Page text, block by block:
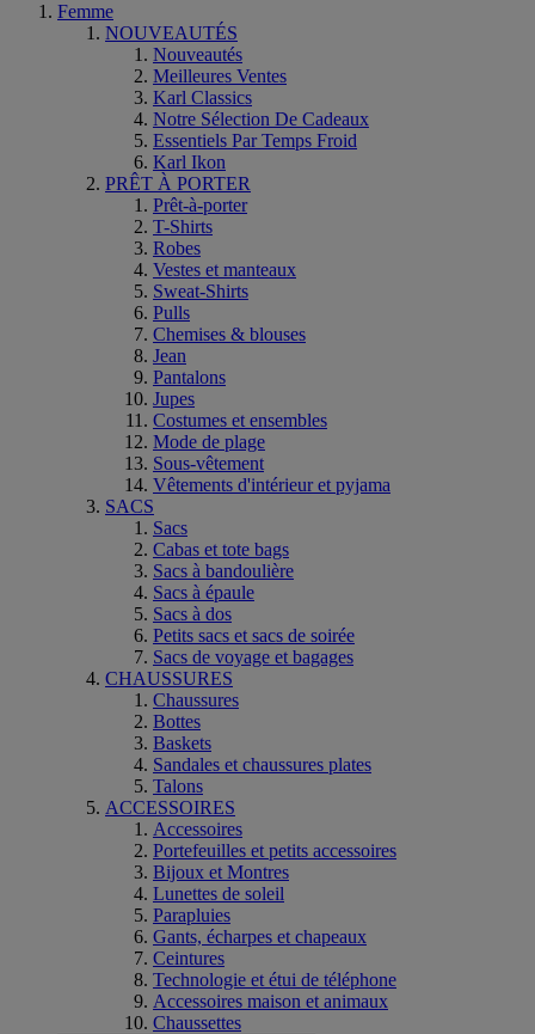
Femme
NOUVEAUTÉS
Nouveautés
Meilleures Ventes
Karl Classics
Notre Sélection De Cadeaux
Essentiels Par Temps Froid
Karl Ikon
PRÊT À PORTER
Prêt-à-porter
T-Shirts
Robes
Vestes et manteaux
Sweat-Shirts
Pulls
Chemises & blouses
Jean
Pantalons
Jupes
Costumes et ensembles
Mode de plage
Sous-vêtement
Vêtements d'intérieur et pyjama
SACS
Sacs
Cabas et tote bags
Sacs à bandoulière
Sacs à épaule
Sacs à dos
Petits sacs et sacs de soirée
Sacs de voyage et bagages
CHAUSSURES
Chaussures
Bottes
Baskets
Sandales et chaussures plates
Talons
ACCESSOIRES
Accessoires
Portefeuilles et petits accessoires
Bijoux et Montres
Lunettes de soleil
Parapluies
Gants, écharpes et chapeaux
Ceintures
Technologie et étui de téléphone
Accessoires maison et animaux
Chaussettes